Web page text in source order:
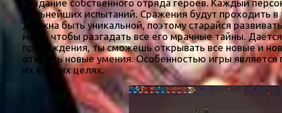
создание собственного отряда героев. Каждый
дальнейших испытаний. Сражения будут проходить
должна быть уникальной, поэтому старайся
миру, чтобы разгадать все его мрачные тайны.
прохождения, ты сможешь открывать все новые и
открыть новые умения. Особенностью игры
их в своих целях.